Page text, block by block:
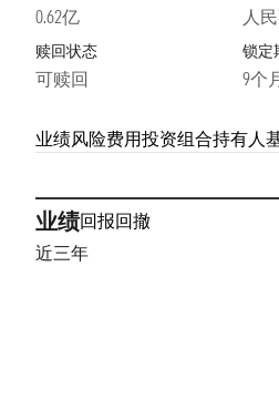
0.62亿 人
赎回状态
可赎回
锁定
9个
业绩风险费用投资组合持有人
业绩回报回撤
近三年